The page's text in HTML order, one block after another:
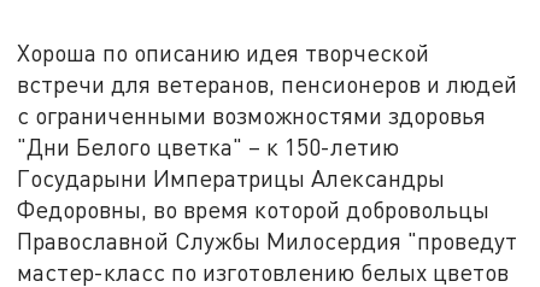
Хороша по описанию идея творческой
встречи для ветеранов, пенсионеров и людей
с ограниченными возможностями здоровья
"Дни Белого цветка" – к 150-летию
Государыни Императрицы Александры
Федоровны, во время которой добровольцы
Православной Службы Милосердия "проведут
мастер-класс по изготовлению белых цветов